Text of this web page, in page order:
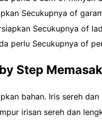
Secukupnya of
Secukupnya of
perlu Secukupnya of
Step
bahan. Iris sereh dan
irisan sereh dan